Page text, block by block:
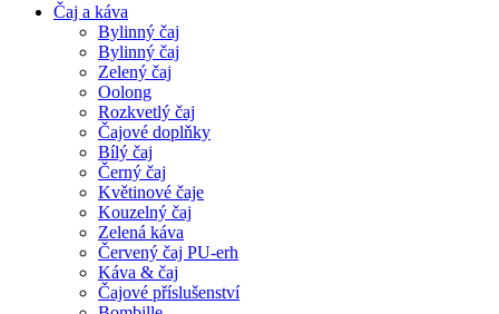
Čaj a káva
Bylinný čaj
Bylinný čaj
Zelený čaj
Oolong
Rozkvetlý čaj
Čajové doplňky
Bílý čaj
Černý čaj
Květinové čaje
Kouzelný čaj
Zelená káva
Červený čaj PU-erh
Káva & čaj
Čajové příslušenství